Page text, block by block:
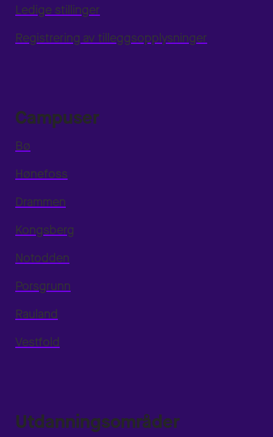
Ledige stillinger
Registrering av tilleggsopplysninger
Campuser
Bø
Hønefoss
Drammen
Kongsberg
Notodden
Porsgrunn
Rauland
Vestfold
Utdanningsområder